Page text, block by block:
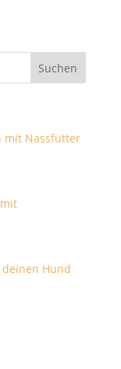
mit Nassfutter
deinen Hund